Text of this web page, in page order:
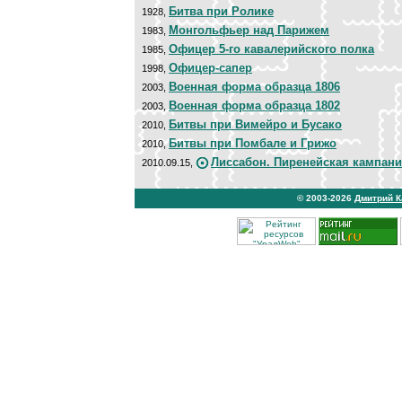
1928, Битва при Ролике
1983, Монгольфьер над Парижем
1985, Офицер 5-го кавалерийского полка
1998, Офицер-сапер
2003, Военная форма образца 1806
2003, Военная форма образца 1802
2010, Битвы при Вимейро и Бусако
2010,Битвы при Помбале и Грижо
2010.09.15, Лиссабон. Пиренейская
© 2003-2026 Дмитрий